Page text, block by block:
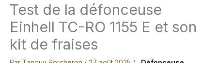
Test de la défonceuse
Einhell TC-RO 1155 E et son
kit de fraises